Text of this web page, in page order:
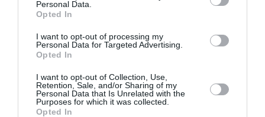
Personal Data.
Opted In
I want to opt-out of processing my
Personal Data for Targeted Advertising.
Opted In
I want to opt-out of Collection, Use,
Retention, Sale, and/or Sharing of my
Personal Data that Is Unrelated with the
Purposes for which it was collected.
Opted In
DERNIERS COMMENTAIRES